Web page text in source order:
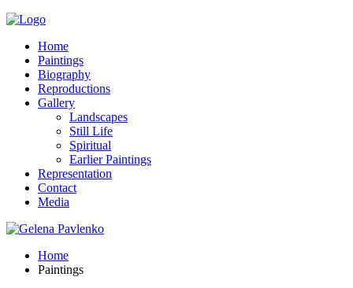
Home
Paintings
Biography
Reproductions
Gallery
Landscapes
Still Life
Spiritual
Earlier Paintings
Representation
Contact
Media
Home
Paintings